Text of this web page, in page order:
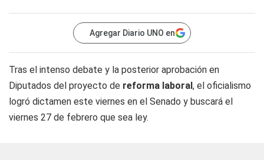
Agregar Diario UNO en
Tras el intenso debate y la posterior aprobación en
Diputados del proyecto de reforma laboral, el oficialismo
logró dictamen este viernes en el Senado y buscará el
viernes 27 de febrero que sea ley.